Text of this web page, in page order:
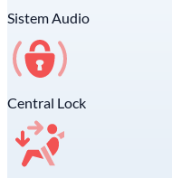
Sistem Audio
Central Lock